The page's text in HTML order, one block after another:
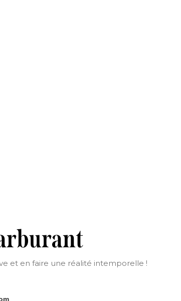
et en faire une réalité intemporelle !